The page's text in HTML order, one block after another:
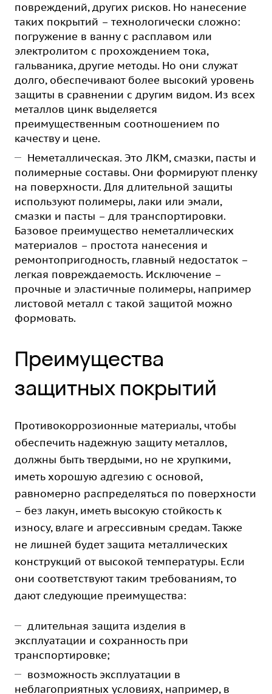
повреждений, других рисков. Но нанесение
таких покрытий – технологически сложно:
погружение в ванну с расплавом или
электролитом с прохождением тока,
гальваника, другие методы. Но они служат
долго, обеспечивают более высокий уровень
защиты в сравнении с другим видом. Из всех
металлов цинк выделяется
преимущественным соотношением по
качеству и цене.
Неметаллическая. Это ЛКМ, смазки, пасты и
полимерные составы. Они формируют пленку
на поверхности. Для длительной защиты
используют полимеры, лаки или эмали,
смазки и пасты – для транспортировки.
Базовое преимущество неметаллических
материалов – простота нанесения и
ремонтопригодность, главный недостаток –
легкая повреждаемость. Исключение –
прочные и эластичные полимеры, например
листовой металл с такой защитой можно
формовать.
Преимущества
защитных покрытий
Противокоррозионные материалы, чтобы
обеспечить надежную защиту металлов,
должны быть твердыми, но не хрупкими,
иметь хорошую адгезию с основой,
равномерно распределяться по поверхности
– без лакун, иметь высокую стойкость к
износу, влаге и агрессивным средам. Также
не лишней будет защита металлических
конструкций от высокой температуры. Если
они соответствуют таким требованиям, то
дают следующие преимущества:
длительная защита изделия в
эксплуатации и сохранность при
транспортировке;
возможность эксплуатации в
неблагоприятных условиях, например, в